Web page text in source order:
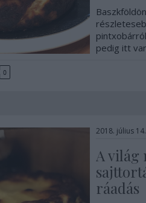
pedig itt
0
2018. július 14.
A világ
ráadás